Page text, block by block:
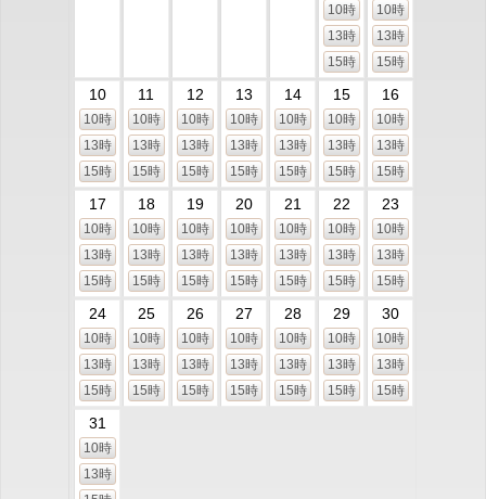
10時
13時
15時
10時
13時
15時
10
10時
13時
15時
11
10時
13時
15時
12
10時
13時
15時
13
10時
13時
15時
14
10時
13時
15時
15
10時
13時
15時
16
10時
13時
15時
17
10時
13時
15時
18
10時
13時
15時
19
10時
13時
15時
20
10時
13時
15時
21
10時
13時
15時
22
10時
13時
15時
23
10時
13時
15時
24
10時
13時
15時
25
10時
13時
15時
26
10時
13時
15時
27
10時
13時
15時
28
10時
13時
15時
29
10時
13時
15時
30
10時
13時
15時
31
10時
13時